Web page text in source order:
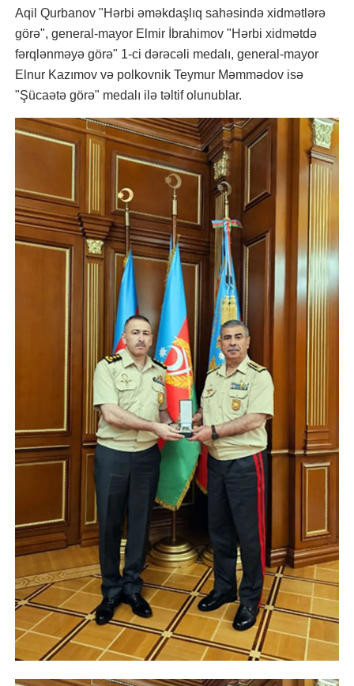
Aqil Qurbanov "Hərbi əməkdaşlıq sahəsində xidmətlərə
görə", general-mayor Elmir İbrahimov "Hərbi xidmətdə
fərqlənməyə görə" 1-ci dərəcəli medalı, general-mayor
Elnur Kazımov və polkovnik Teymur Məmmədov isə
"Şücaətə görə" medalı ilə təltif olunublar.